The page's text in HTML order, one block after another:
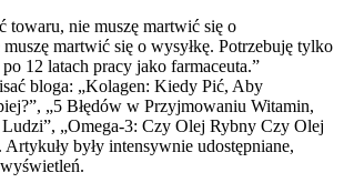
towaru, nie muszę martwić się o
martwić się o wysyłkę. Potrzebuję tylko
12 latach pracy jako farmaceuta.”
bloga: „Kolagen: Kiedy Pić, Aby
„5 Błędów w Przyjmowaniu Witamin,
Ludzi”, „Omega-3: Czy Olej Rybny Czy Olej
były intensywnie udostępniane,